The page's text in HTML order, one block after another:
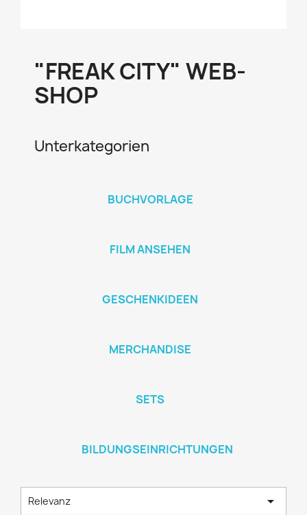
"FREAK CITY" WEB-
SHOP
Unterkategorien
BUCHVORLAGE
FILM ANSEHEN
GESCHENKIDEEN
MERCHANDISE
SETS
BILDUNGSEINRICHTUNGEN
Relevanz 